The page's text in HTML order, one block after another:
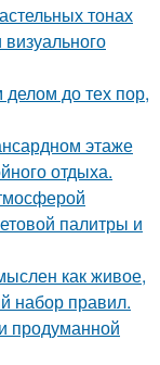
тонах
до тех пор,
этаже
отдыха.
палитры и
как живое,
набор правил.
продуманной